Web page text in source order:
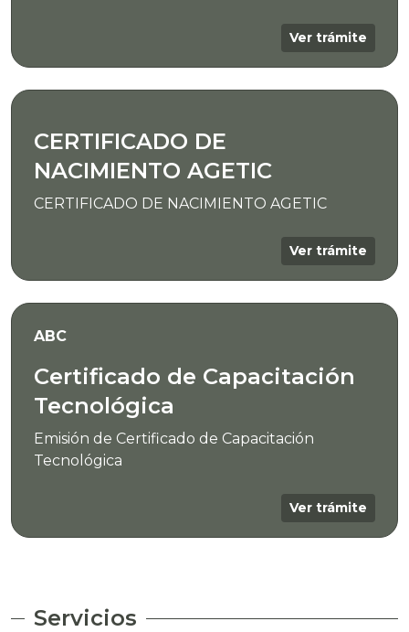
Ver trámite
CERTIFICADO DE
NACIMIENTO AGETIC
CERTIFICADO DE NACIMIENTO AGETIC
Ver trámite
ABC
Certificado de Capacitación
Tecnológica
Emisión de Certificado de Capacitación
Tecnológica
Ver trámite
Servicios